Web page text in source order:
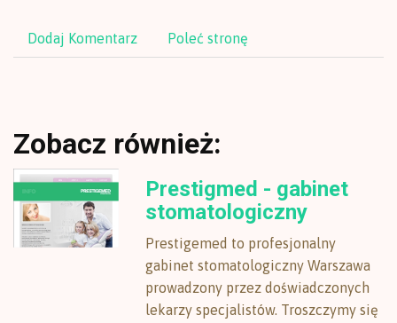
Dodaj Komentarz Poleć stronę
Zobacz również:
Prestigmed - gabinet
stomatologiczny
Prestigemed to profesjonalny
gabinet stomatologiczny Warszawa
prowadzony przez doświadczonych
lekarzy specjalistów. Troszczymy się